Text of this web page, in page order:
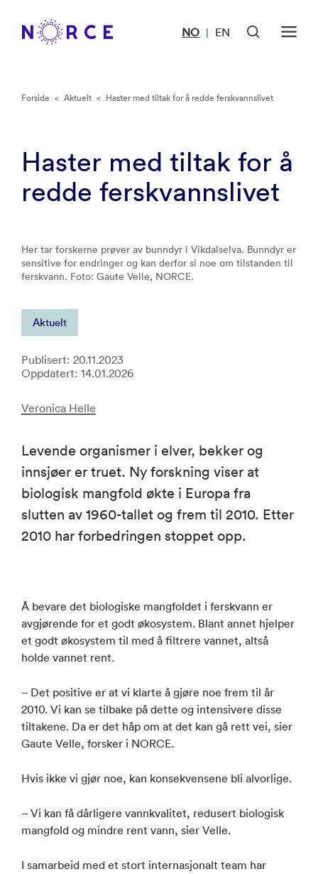
NO | EN
Forside < Aktuelt < Haster med tiltak for å redde ferskvannslivet
Haster med tiltak for å
redde ferskvannslivet
Her tar forskerne prøver av bunndyr i Vikdalselva. Bunndyr er
sensitive for endringer og kan derfor si noe om tilstanden til
ferskvann. Foto: Gaute Velle, NORCE.
Aktuelt
Publisert: 20.11.2023
Oppdatert: 14.01.2026
Veronica Helle
Levende organismer i elver, bekker og
innsjøer er truet. Ny forskning viser at
biologisk mangfold økte i Europa fra
slutten av 1960-tallet og frem til 2010. Etter
2010 har forbedringen stoppet opp.
Å bevare det biologiske mangfoldet i ferskvann er
avgjørende for et godt økosystem. Blant annet hjelper
et godt økosystem til med å filtrere vannet, altså
holde vannet rent.
– Det positive er at vi klarte å gjøre noe frem til år
2010. Vi kan se tilbake på dette og intensivere disse
tiltakene. Da er det håp om at det kan gå rett vei, sier
Gaute Velle, forsker i NORCE.
Hvis ikke vi gjør noe, kan konsekvensene bli alvorlige.
– Vi kan få dårligere vannkvalitet, redusert biologisk
mangfold og mindre rent vann, sier Velle.
I samarbeid med et stort internasjonalt team har